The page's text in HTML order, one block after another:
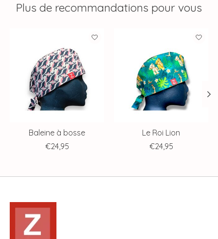
Plus de recommandations pour vous
Articles du carrousel de produits
Baleine à bosse
€24,95
Le Roi Lion
€24,95